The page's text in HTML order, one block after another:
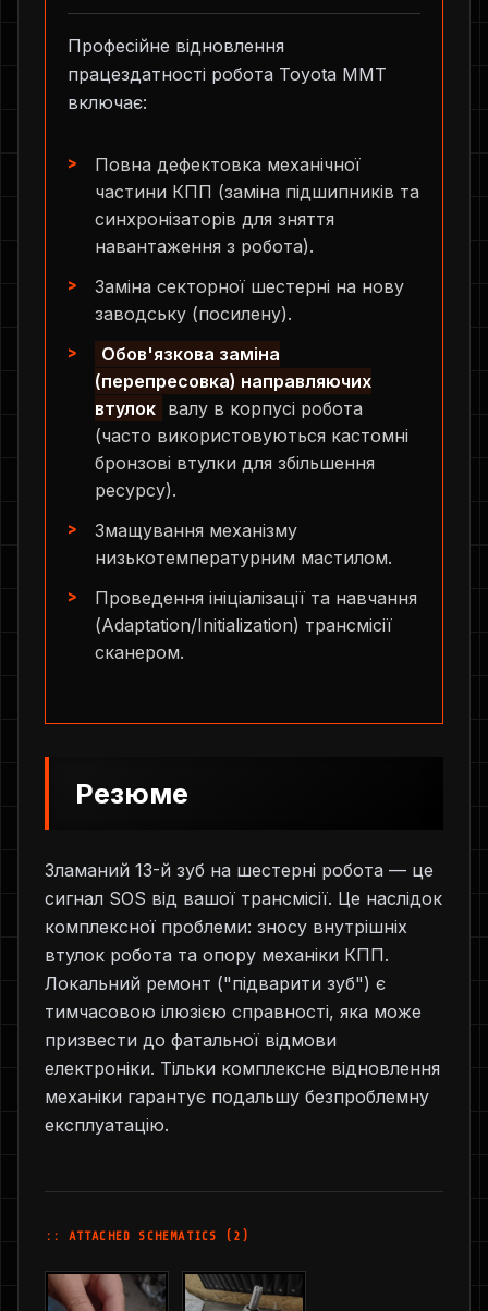
Професійне відновлення
працездатності робота Toyota MMT
включає:
Повна дефектовка механічної
частини КПП (заміна підшипників та
синхронізаторів для зняття
навантаження з робота).
Заміна секторної шестерні на нову
заводську (посилену).
Обов'язкова заміна
(перепресовка) направляючих
втулок валу в корпусі робота
(часто використовуються кастомні
бронзові втулки для збільшення
ресурсу).
Змащування механізму
низькотемпературним мастилом.
Проведення ініціалізації та навчання
(Adaptation/Initialization) трансмісії
сканером.
Резюме
Зламаний 13-й зуб на шестерні робота — це
сигнал SOS від вашої трансмісії. Це наслідок
комплексної проблеми: зносу внутрішніх
втулок робота та опору механіки КПП.
Локальний ремонт ("підварити зуб") є
тимчасовою ілюзією справності, яка може
призвести до фатальної відмови
електроніки. Тільки комплексне відновлення
механіки гарантує подальшу безпроблемну
експлуатацію.
:: ATTACHED SCHEMATICS (2)